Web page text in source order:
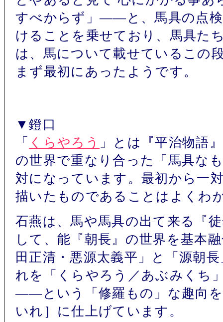
すべからず」――と、馬具の点
けることを乗せており、馬具た
は、馬について載せているこの
まず最初にあったようです。
▼鐙口
「 くらやろう
」とは『平治物語
の世界で重なり合った「馬具な
対になっています。最初から一
描いたものであることはよくわ
石燕は、馬や馬具の出て来る『
して、能『朝長』の世界を基本
田正清・悪源太義平」と「源朝
れを「くらやろう／あぶみくち
――という「修羅もの」な趣向
いれ］に仕上げています。